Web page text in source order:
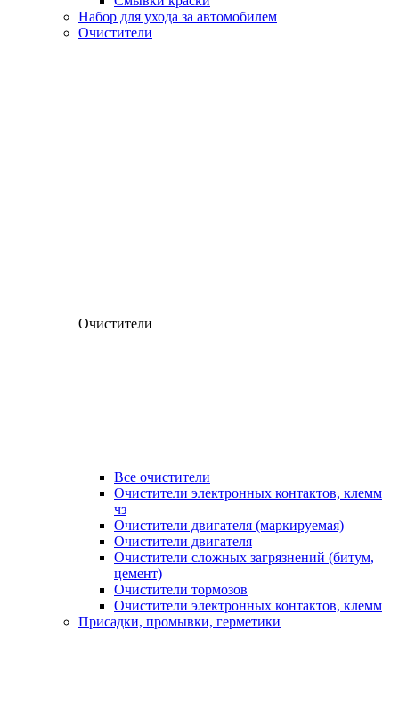
Набор для ухода за автомобилем
Очистители
Очистители
Все очистители
Очистители электронных контактов, клемм
чз
Очистители двигателя (маркируемая)
Очистители двигателя
Очистители сложных загрязнений (битум,
цемент)
Очистители тормозов
Очистители электронных контактов, клемм
Присадки, промывки, герметики